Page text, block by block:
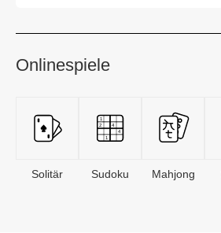
Onlinespiele
Solitär Sudoku Mahjong